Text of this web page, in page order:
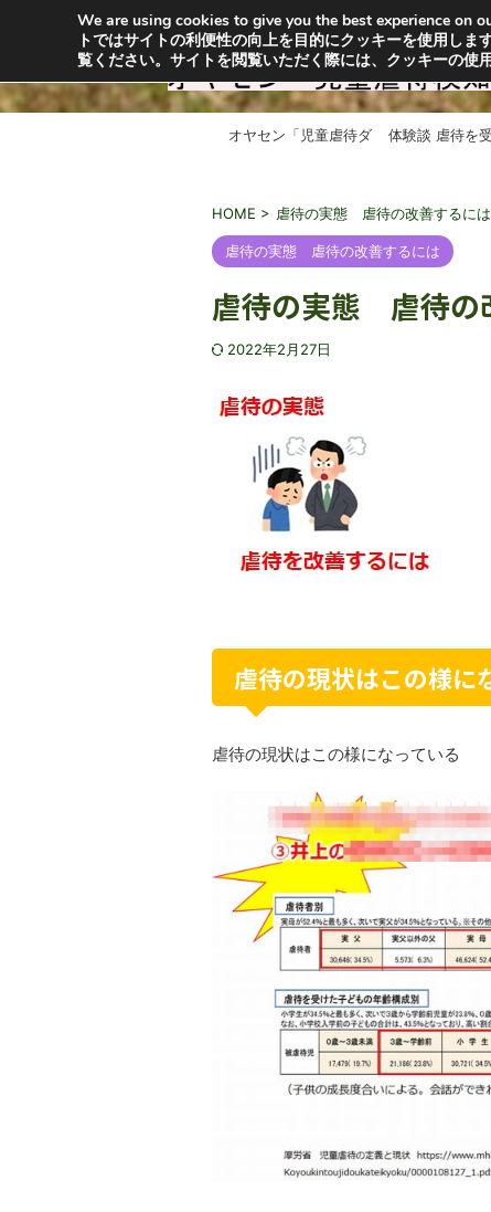
オヤセン「子どもは親を選べない」の「親」と「
供を救うためにも特許出願中の虐待検知器普及に
オヤセン「児童虐待ダ 体験談 虐待を
HOME > 虐待の実態 虐待の改善するには
虐待の実態 虐待の改善するには
虐待の実態 虐待の
2022年2月27日
虐待の現状はこの様に
虐待の現状はこの様になっている
We are using cookies to give you the best experience on
トではサイトの利便性の向上を目的にクッキーを使用し
覧ください。サイトを閲覧いただく際には、クッキーの使